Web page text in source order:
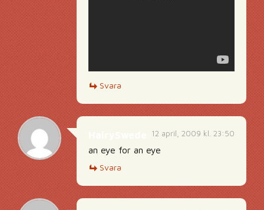
Svara
12 april, 2009 kl. 23:50
an eye for an eye
Svara